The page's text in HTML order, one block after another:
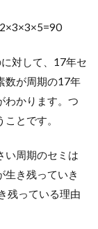
対して、17年セ
数が周期の17年
わかります。つ
とです。
い周期のセミは
生き残っていき
残っている理由